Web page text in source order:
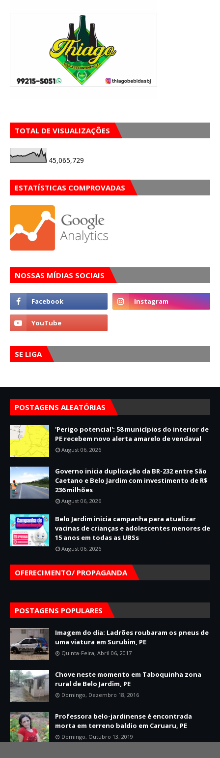
TOTAL DE VISUALIZAÇÕES
45,065,729
ESTATÍSTICAS COMPROVADAS
NOSSAS MÍDIAS SOCIAIS
SE LIGA
POSTAGENS ALEATÓRIAS
'Perigo potencial': 58 municípios do interior de
PE recebem novo alerta amarelo de vendaval
August 06, 2026
Governo inicia duplicação da BR-232 entre São
Caetano e Belo Jardim com investimento de R$
236 milhões
August 06, 2026
Belo Jardim inicia campanha para atualizar
vacinas de crianças e adolescentes menores de
15 anos em todas as UBSs
August 06, 2026
OFERECIMENTO/ PROPAGANDA
POSTAGENS POPULARES
Imagem do dia: Ladrões roubaram os pneus de
uma viatura em Surubim, PE
Quinta-Feira, Abril 06, 2017
Chove neste momento em Taboquinha zona
rural de Belo Jardim, PE
Domingo, Dezembro 18, 2016
Professora belo-jardinense é encontrada
morta em terreno baldio em Caruaru, PE
Domingo, Outubro 13, 2019